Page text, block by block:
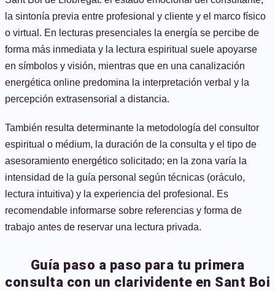
la sintonía previa entre profesional y cliente y el marco físico
o virtual. En lecturas presenciales la energía se percibe de
forma más inmediata y la lectura espiritual suele apoyarse
en símbolos y visión, mientras que en una canalización
energética online predomina la interpretación verbal y la
percepción extrasensorial a distancia.
También resulta determinante la metodología del consultor
espiritual o médium, la duración de la consulta y el tipo de
asesoramiento energético solicitado; en la zona varía la
intensidad de la guía personal según técnicas (oráculo,
lectura intuitiva) y la experiencia del profesional. Es
recomendable informarse sobre referencias y forma de
trabajo antes de reservar una lectura privada.
Guía paso a paso para tu primera
consulta con un clarividente en Sant Boi